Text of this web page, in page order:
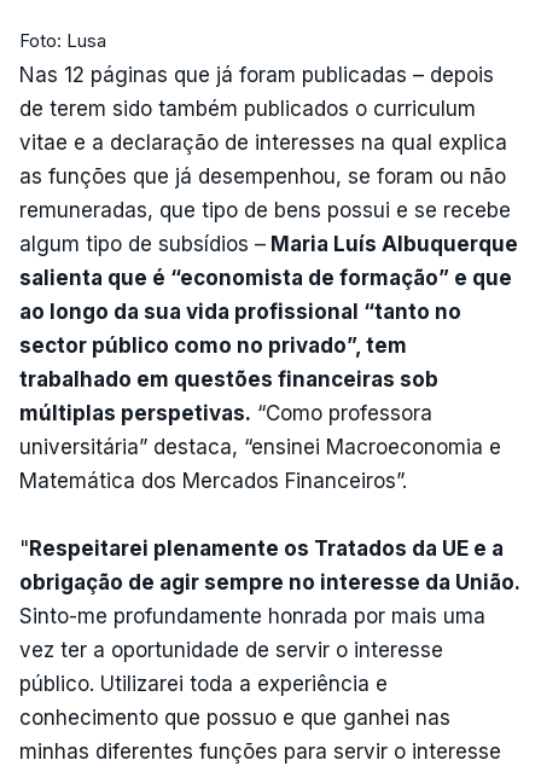
Foto: Lusa
Nas 12 páginas que já foram publicadas – depois
de terem sido também publicados o curriculum
vitae e a declaração de interesses na qual explica
as funções que já desempenhou, se foram ou não
remuneradas, que tipo de bens possui e se recebe
algum tipo de subsídios – Maria Luís Albuquerque
salienta que é “economista de formação” e que
ao longo da sua vida profissional “tanto no
sector público como no privado”, tem
trabalhado em questões financeiras sob
múltiplas perspetivas. “Como professora
universitária” destaca, “ensinei Macroeconomia e
Matemática dos Mercados Financeiros”.
" Respeitarei plenamente os Tratados da UE e a
obrigação de agir sempre no interesse da União.
Sinto-me profundamente honrada por mais uma
vez ter a oportunidade de servir o interesse
público. Utilizarei toda a experiência e
conhecimento que possuo e que ganhei nas
minhas diferentes funções para servir o interesse